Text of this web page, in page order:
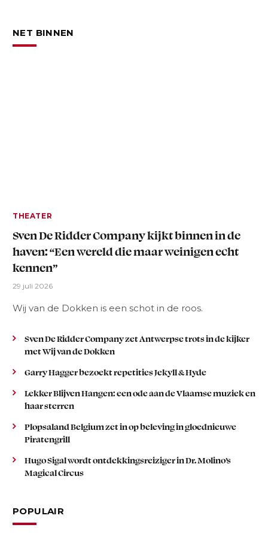
NET BINNEN
THEATER
Sven De Ridder Company kijkt binnen in de
haven: “Een wereld die maar weinigen echt
kennen”
29 juli 2026
Wij van de Dokken is een schot in de roos.
Sven De Ridder Company zet Antwerpse trots in de kijker
met Wij van de Dokken
Garry Hagger bezoekt repetities Jekyll & Hyde
Lekker Blijven Hangen: een ode aan de Vlaamse muziek en
haar sterren
Plopsaland Belgium zet in op beleving in gloednieuwe
Piratengrill
Hugo Sigal wordt ontdekkingsreiziger in Dr. Molino’s
Magical Circus
POPULAIR